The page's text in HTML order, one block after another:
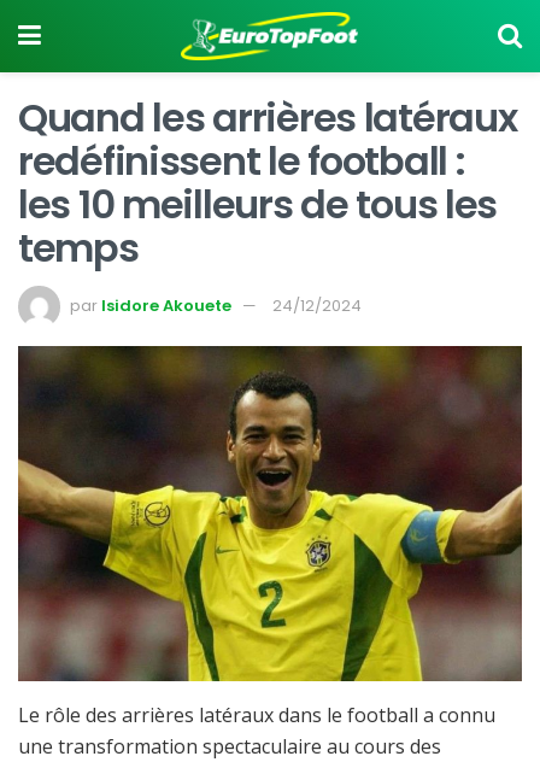
Quand les arrières latéraux
redéfinissent le football :
les 10 meilleurs de tous les
temps
par Isidore Akouete 24/12/2024
Le rôle des arrières latéraux dans le football a connu
une transformation spectaculaire au cours des